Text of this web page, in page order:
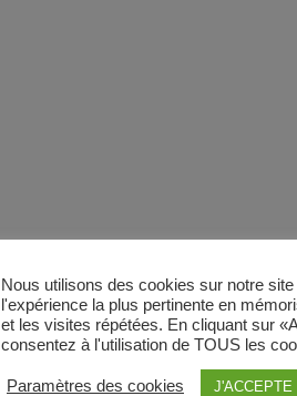
Nous utilisons des cookies sur notre
l'expérience la plus pertinente en
et les visites répétées. En cliquant sur
consentez à l'utilisation de TOUS les
Paramètres des cookies J'ACCEPTE